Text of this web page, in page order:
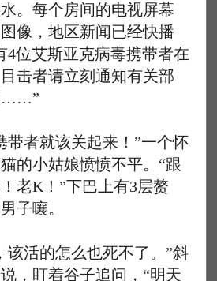
。每个房间的电视屏幕
像，地区新闻已经快播
4位艾斯亚克病毒携带者在
击者请立刻通知有关部
……”
者就该关起来！”一个怀
的小姑娘愤愤不平。“跟
老K！”下巴上有3层赘
子嚷。
活的怎么也死不了。”斜
，盯着谷子追问，“明天